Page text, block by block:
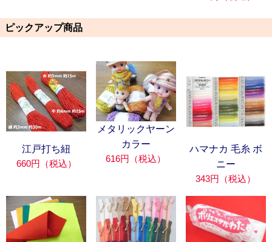
ピックアップ商品
江戸打ち紐
660円（税込）
メタリックヤーン
カラー
616円（税込）
ハマナカ 毛糸 ボ
ニー
343円（税込）